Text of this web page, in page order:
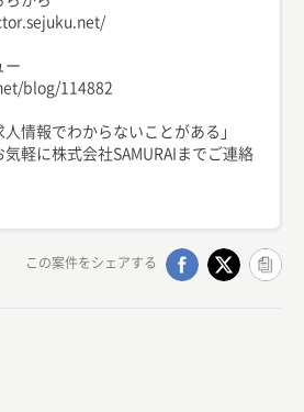
ー
blog/114882
人情報でわからないことがある」
軽に株式会社SAMURAIまでご連絡
この案件をシェアする